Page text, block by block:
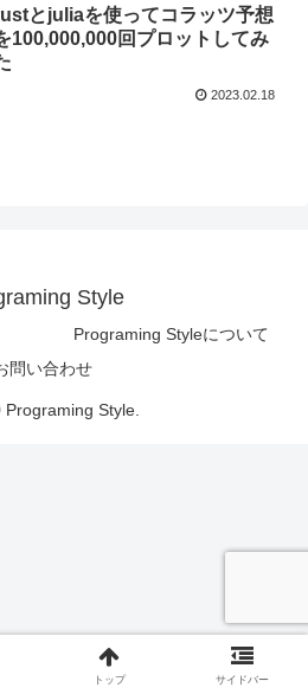
とjuliaを使ってコラッツ予想
100,000,000回プロットしてみ
2023.02.18
Style
Programing Styleについて
問い合わせ
Style.
トップ サイドバー